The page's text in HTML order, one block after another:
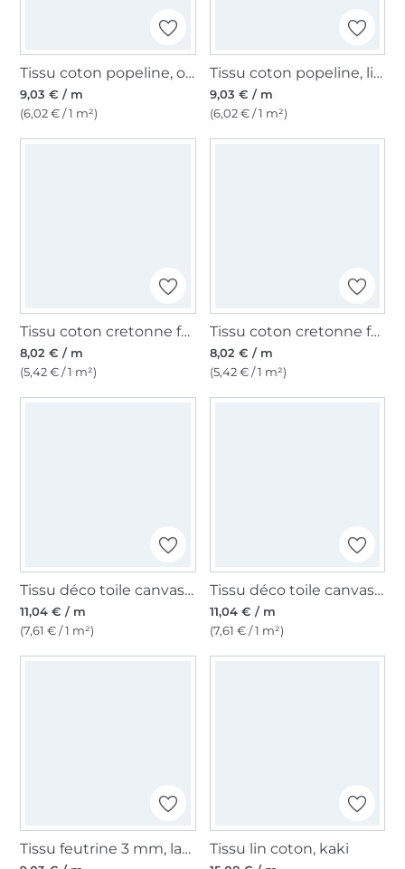
Tissu coton popeline, orange
9,03 € / m
(6,02 € / 1 m²)
Tissu coton popeline, limette
9,03 € / m
(6,02 € / 1 m²)
Tissu coton cretonne fanion, crème
8,02 € / m
(5,42 € / 1 m²)
Tissu coton cretonne fanion, rose clair
8,02 € / m
(5,42 € / 1 m²)
Tissu déco toile canvas uni, vert gazon
11,04 € / m
(7,61 € / 1 m²)
Tissu déco toile canvas uni, jaune
11,04 € / m
(7,61 € / 1 m²)
Tissu feutrine 3 mm, largeur 90 cm, vert foncé Tissu lin coton, kaki